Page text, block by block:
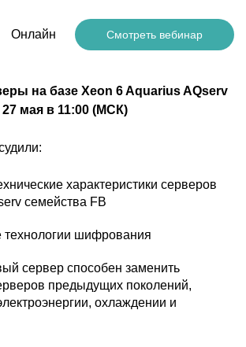
Онлайн Смотреть вебинар
на базе Xeon 6 Aquarius AQserv
мая в 11:00 (МСК)
характеристики серверов
семейства FB
шифрования
сервер способен заменить
предыдущих поколений,
охлаждении и